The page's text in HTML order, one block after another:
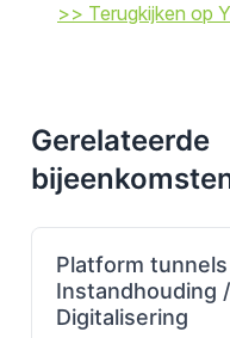
>> Terugkijken op
Gerelateerde
Platform
Instandhouding /
Digitalisering